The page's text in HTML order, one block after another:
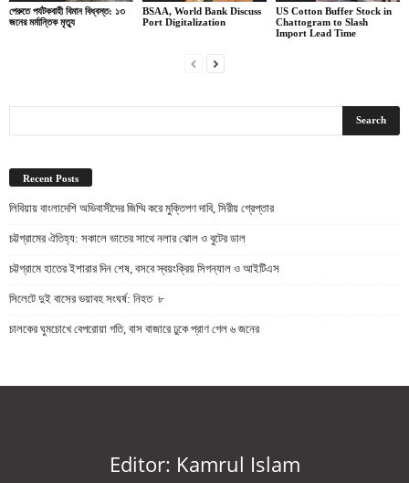
পেরুতে পর্যটকবাহী বিমান বিধ্বস্ত: ১৩
জনের মর্মান্তিক মৃত্যু
BSAA, World Bank Discuss
Port Digitalization
US Cotton Buffer Stock in
Chattogram to Slash
Import Lead Time
Recent Posts
লিবিয়ায় বাংলাদেশি অভিবাসীদের জিম্মি করে মুক্তিপণ দাবি, সিরীয় গ্রেপ্তার
চট্টগ্রামের ঐতিহ্য: সকালে ভাতের সাথে নলার ঝোল ও বুটের ডাল
চট্টগ্রামে হাতের ইশারার দিন শেষ, বসবে স্বয়ংক্রিয় সিগন্যাল ও আইটিএস
সিলেটে দুই বাসের ভয়াবহ সংঘর্ষ: নিহত ৮
চালকের ঘুমচোখে বেপরোয়া গতি, বাস বাজারে ঢুকে প্রাণ গেল ৬ জনের
Editor: Kamrul Islam